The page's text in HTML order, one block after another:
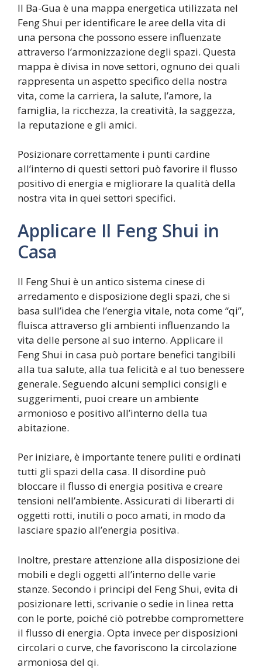
Il Ba-Gua è una mappa energetica utilizzata nel
Feng Shui per identificare le aree della vita di
una persona che possono essere influenzate
attraverso l’armonizzazione degli spazi. Questa
mappa è divisa in nove settori, ognuno dei quali
rappresenta un aspetto specifico della nostra
vita, come la carriera, la salute, l’amore, la
famiglia, la ricchezza, la creatività, la saggezza,
la reputazione e gli amici.
Posizionare correttamente i punti cardine
all’interno di questi settori può favorire il flusso
positivo di energia e migliorare la qualità della
nostra vita in quei settori specifici.
Applicare Il Feng Shui in
Casa
Il Feng Shui è un antico sistema cinese di
arredamento e disposizione degli spazi, che si
basa sull’idea che l’energia vitale, nota come “qi”,
fluisca attraverso gli ambienti influenzando la
vita delle persone al suo interno. Applicare il
Feng Shui in casa può portare benefici tangibili
alla tua salute, alla tua felicità e al tuo benessere
generale. Seguendo alcuni semplici consigli e
suggerimenti, puoi creare un ambiente
armonioso e positivo all’interno della tua
abitazione.
Per iniziare, è importante tenere puliti e ordinati
tutti gli spazi della casa. Il disordine può
bloccare il flusso di energia positiva e creare
tensioni nell’ambiente. Assicurati di liberarti di
oggetti rotti, inutili o poco amati, in modo da
lasciare spazio all’energia positiva.
Inoltre, prestare attenzione alla disposizione dei
mobili e degli oggetti all’interno delle varie
stanze. Secondo i principi del Feng Shui, evita di
posizionare letti, scrivanie o sedie in linea retta
con le porte, poiché ciò potrebbe compromettere
il flusso di energia. Opta invece per disposizioni
circolari o curve, che favoriscono la circolazione
armoniosa del qi.